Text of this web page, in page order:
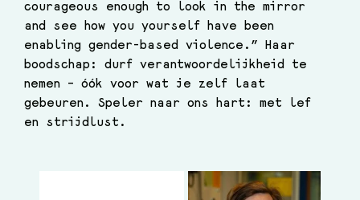
courageous enough to look in the mirror
and see how you yourself have been
enabling gender-based violence.” Haar
boodschap: durf verantwoordelijkheid te
nemen – óók voor wat je zelf laat
gebeuren. Speler naar ons hart: met lef
en strijdlust.